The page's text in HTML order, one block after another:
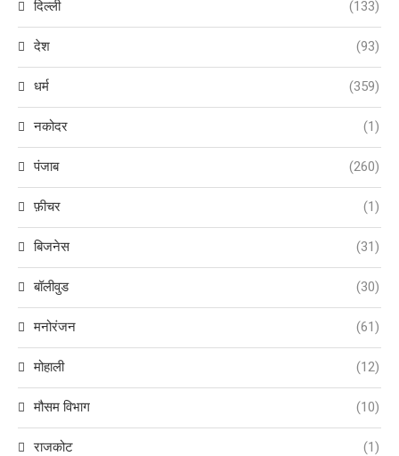
दिल्ली (133)
देश (93)
धर्म (359)
नकोदर (1)
पंजाब (260)
फ़ीचर (1)
बिजनेस (31)
बॉलीवुड (30)
मनोरंजन (61)
मोहाली (12)
मौसम विभाग (10)
राजकोट (1)